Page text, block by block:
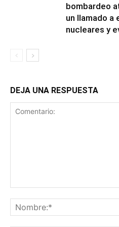
bombardeo
un llamado a
nucleares y
DEJA UNA RESPUESTA